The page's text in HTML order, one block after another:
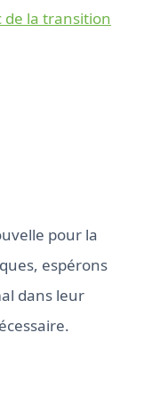
de la transition
pour la
espérons
dans leur